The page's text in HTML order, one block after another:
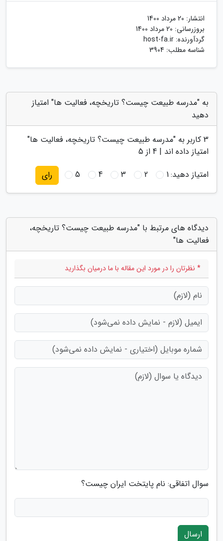
انتشار: 20 مرداد 1400
بروزرسانی: 20 مرداد 1400
گردآورنده: host-fa.ir
شناسه مطلب: 3904
به "مدرسه طبیعت چیست؟ تاریخچه، فعالیت ها" امتیاز
دهید
3 کاربر به "مدرسه طبیعت چیست؟ تاریخچه، فعالیت ها"
امتیاز داده اند | 4 از 5
امتیاز دهید:1
2
3
4
5 رای
دیدگاه های مرتبط با "مدرسه طبیعت چیست؟ تاریخچه،
فعالیت ها"
* نظرتان را در مورد این مقاله با ما درمیان بگذارید
سوال اتفاقی: نام پایتخت ایران چیست؟
ارسال